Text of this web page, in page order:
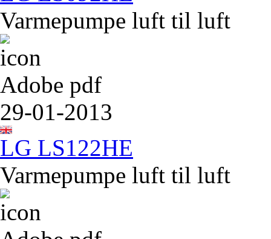
Varmepumpe luft til luft
Adobe pdf
29-01-2013
LG LS122HE
Varmepumpe luft til luft